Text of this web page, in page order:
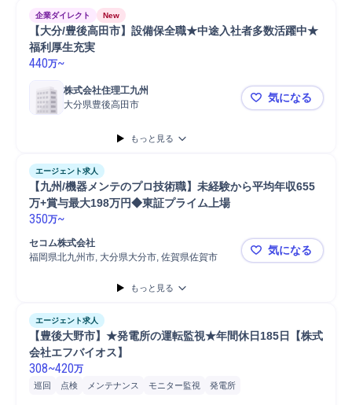
企業ダイレクト New
【大分/豊後高田市】設備保全職★中途入社者多数活躍中★
福利厚生充実
440万~
株式会社住理工九州
大分県豊後高田市
【大分/豊
気になる
もっと見る
エージェント求人
【九州/機器メンテのプロ技術職】未経験から平均年収655
350万~
セコム株式会社
福岡県北九州市, 大分県大分市, 佐賀県佐賀市
【九州/機
気になる
もっと見る
エージェント求人
【豊後大野市】★発電所の運転監視★年間休日185日【株式
会社エフバイオス】
308~420万
巡回 点検 メンテナンス モニター監視 発電所